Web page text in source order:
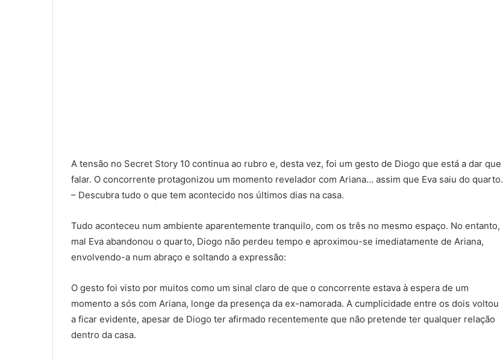
A tensão no Secret Story 10 continua ao rubro e, desta vez, foi um gesto de Diogo que está a dar que
falar. O concorrente protagonizou um momento revelador com Ariana… assim que Eva saiu do quarto.
– Descubra tudo o que tem acontecido nos últimos dias na casa.
Tudo aconteceu num ambiente aparentemente tranquilo, com os três no mesmo espaço. No entanto,
mal Eva abandonou o quarto, Diogo não perdeu tempo e aproximou-se imediatamente de Ariana,
envolvendo-a num abraço e soltando a expressão:
O gesto foi visto por muitos como um sinal claro de que o concorrente estava à espera de um
momento a sós com Ariana, longe da presença da ex-namorada. A cumplicidade entre os dois voltou
a ficar evidente, apesar de Diogo ter afirmado recentemente que não pretende ter qualquer relação
dentro da casa.